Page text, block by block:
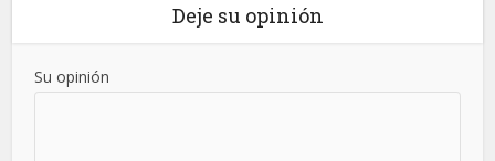
Deje su opinión
Su opinión